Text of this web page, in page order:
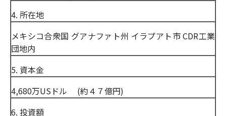
4. 所在地
メキシコ合衆国 グアナファト州 イラプアト市 CDR工業
団地内
5. 資本金
4,680万USドル (約４７億円)
6. 投資額